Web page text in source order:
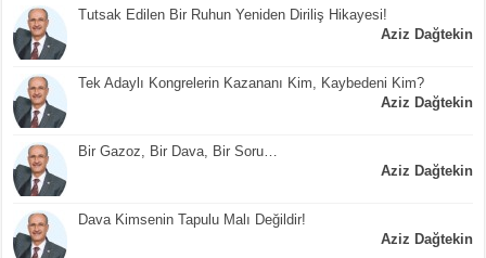
Tutsak Edilen Bir Ruhun Yeniden Diriliş Hikayesi!
Aziz Dağtekin
Tek Adaylı Kongrelerin Kazananı Kim, Kaybedeni Kim?
Aziz Dağtekin
Bir Gazoz, Bir Dava, Bir Soru…
Aziz Dağtekin
Dava Kimsenin Tapulu Malı Değildir!
Aziz Dağtekin